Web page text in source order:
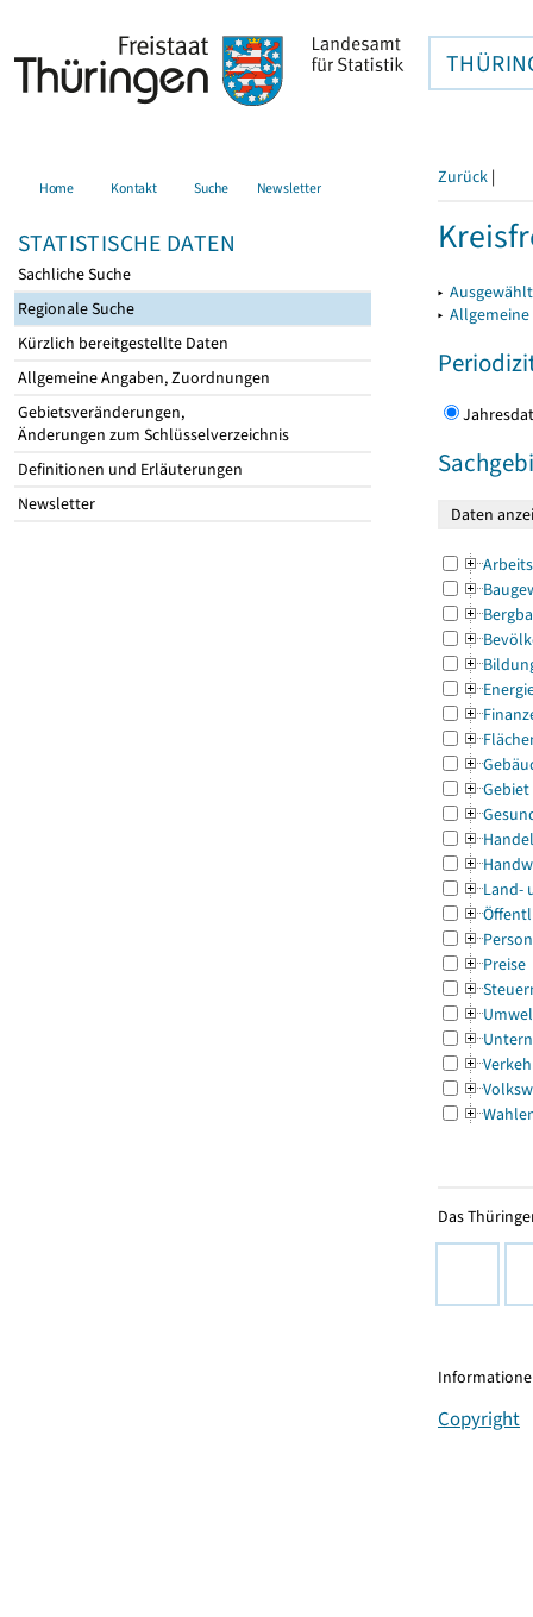
Home Kontakt Suche Newsletter
STATISTISCHE DATEN
Sachliche Suche
Regionale Suche
Kürzlich bereitgestellte Daten
Allgemeine Angaben, Zuordnungen
Gebietsveränderungen,
Änderungen zum Schlüsselverzeichnis
Definitionen und Erläuterungen
Newsletter
Zurück |
▸
▸
Gebiet
Land-
Preise
Das
Copyright